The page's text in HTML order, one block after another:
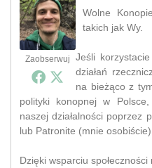
Zaobserwuj
Wolne
takich jak Wy.
Jeśli
działań
na bieżąco z
polityki konopnej w
naszej działalności poprzez
lub Patronite (mnie osobiście).
Dzięki wsparciu społeczności